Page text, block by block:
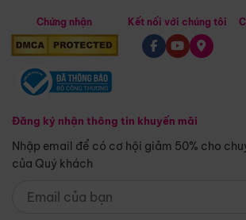
Chứng nhận
Đăng ký nhận thông tin khuyến mãi
Nhập email để có cơ hội giảm 50% cho
của Quý khách
Kết nối với chúng tôi